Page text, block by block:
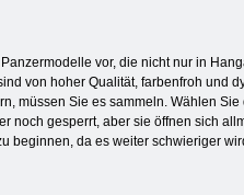
vor, die nicht nur in
von hoher Qualität, farbenfroh und
müssen Sie es sammeln. Wählen
gesperrt, aber sie öffnen sich
beginnen, da es weiter schwieriger